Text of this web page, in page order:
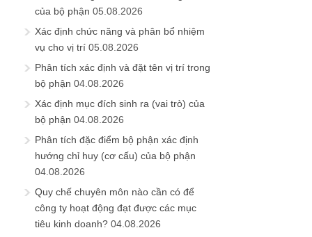
của bộ phận 05.08.2026
Xác định chức năng và phân bổ nhiệm
vụ cho vị trí 05.08.2026
Phân tích xác định và đặt tên vị trí trong
bộ phận 04.08.2026
Xác định mục đích sinh ra (vai trò) của
bộ phận 04.08.2026
Phân tích đặc điểm bộ phận xác định
hướng chỉ huy (cơ cấu) của bộ phận
04.08.2026
Quy chế chuyên môn nào cần có để
công ty hoạt động đạt được các mục
tiêu kinh doanh? 04.08.2026